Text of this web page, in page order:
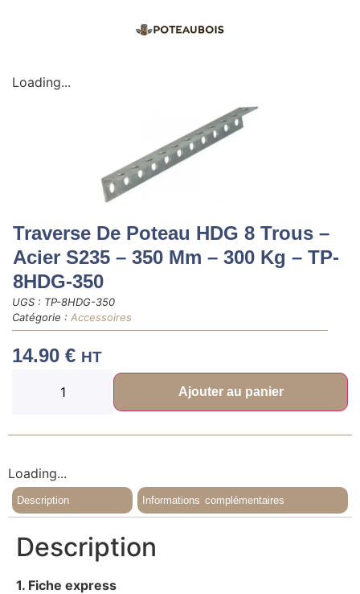
Loading...
Traverse De Poteau HDG 8 Trous –
Acier S235 – 350 Mm – 300 Kg – TP-
8HDG-350
UGS : TP-8HDG-350
Catégorie : Accessoires
14.90 € HT
Ajouter au panier
Loading...
Description Informations complémentaires
Description
1. Fiche express